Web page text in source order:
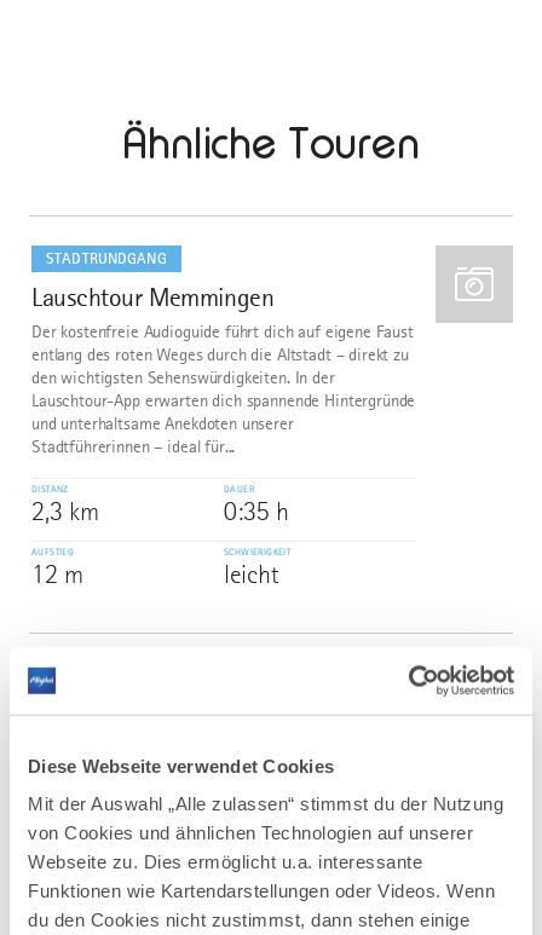
Diese Webseite verwendet Cookies
Mit der Auswahl „Alle zulassen“ stimmst du der Nutzung
von Cookies und ähnlichen Technologien auf unserer
Webseite zu. Dies ermöglicht u.a. interessante
Funktionen wie Kartendarstellungen oder Videos. Wenn
du den Cookies nicht zustimmst, dann stehen einige
Ähnliche Touren
STADTRUNDGANG
1
Lauschtour Memmingen
Der kostenfreie Audioguide führt dich auf eigene Faust
entlang des roten Weges durch die Altstadt – direkt zu
den wichtigsten Sehenswürdigkeiten. In der
Lauschtour-App erwarten dich spannende Hintergründe
und unterhaltsame Anekdoten unserer
Stadtführerinnen – ideal für...
DISTANZ
2,3 km
DAUER
0:35 h
AUFSTIEG
12 m
SCHWIERIGKEIT
leicht
dazu
STADTRUNDGANG
2
Lauschtour Mindelheim
kostenlosen Audioguide für die Mindelheimer Altstadt
1,0 km 0:45 h
3 m leicht